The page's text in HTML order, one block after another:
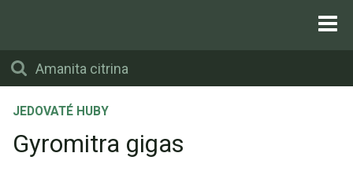
JEDOVATÉ HUBY
Gyromitra gigas